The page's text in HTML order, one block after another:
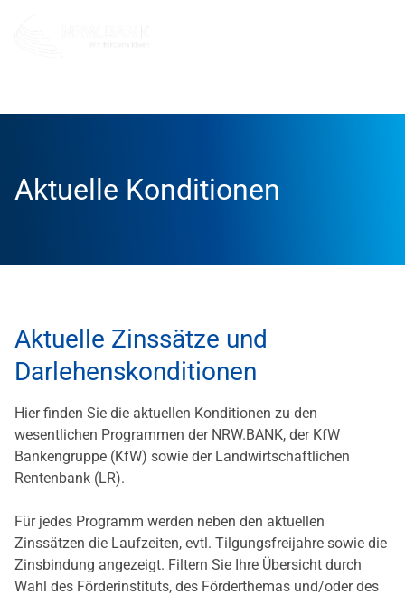
Aktuelle Konditionen
Aktuelle Zinssätze und
Darlehenskonditionen
Hier finden Sie die aktuellen Konditionen zu den
wesentlichen Programmen der NRW.BANK, der KfW
Bankengruppe (KfW) sowie der Landwirtschaftlichen
Rentenbank (LR).
Für jedes Programm werden neben den aktuellen
Zinssätzen die Laufzeiten, evtl. Tilgungsfreijahre sowie die
Zinsbindung angezeigt. Filtern Sie Ihre Übersicht durch
Wahl des Förderinstituts, des Förderthemas und/oder des